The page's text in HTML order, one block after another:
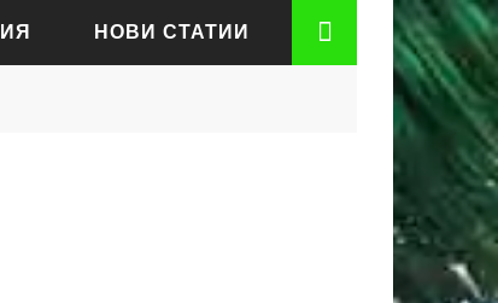
НОВИ СТАТИИ